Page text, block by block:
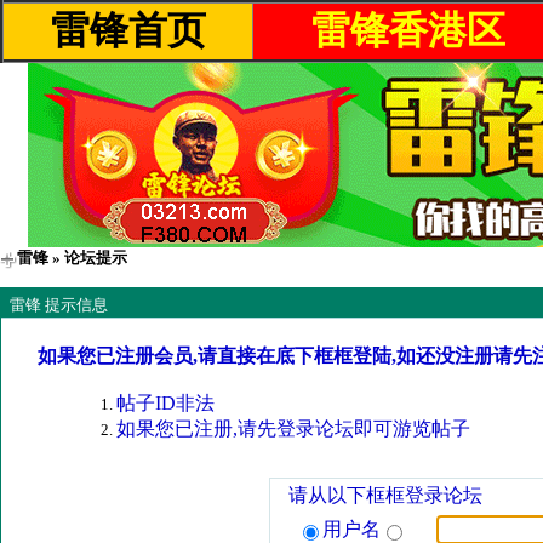
雷锋首页 雷锋香港区
雷锋 » 论坛提示
雷锋 提示信息
如果您已注册会员,请直接在底下框框登陆,如还没注册请先
帖子ID非法
如果您已注册,请先登录论坛即可游览帖子
请从以下框框登录论坛
用户名